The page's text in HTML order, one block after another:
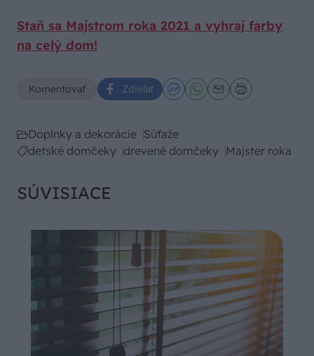
Staň sa Majstrom roka 2021 a vyhraj farby
na celý dom!
Komentovať Zdieľať
Doplnky a dekorácie Súťaže
detské domčeky drevené domčeky Majster roka
SÚVISIACE